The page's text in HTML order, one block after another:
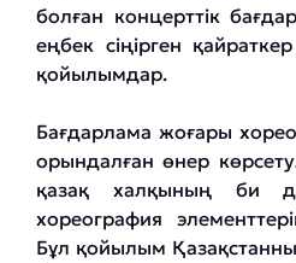
болған концерттік
еңбек сіңірген
қойылымдар.
Бағдарлама жоғары
орындалған өнер
қазақ халқының би
хореография
Бұл қойылым